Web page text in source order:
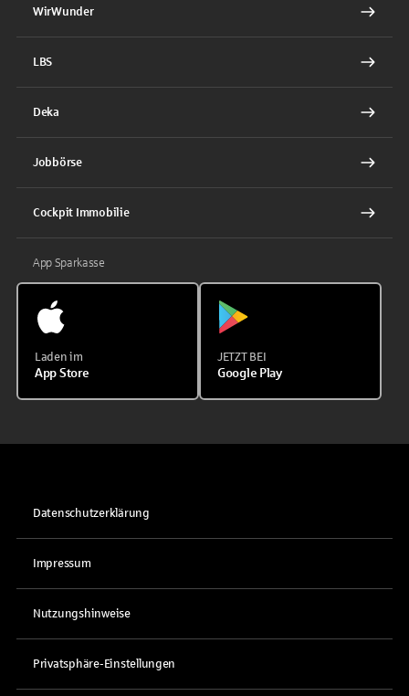
WirWunder
LBS
Deka
Jobbörse
Cockpit Immobilie
App Sparkasse
Laden im
App Store
JETZT BEI
Google Play
Datenschutzerklärung
Impressum
Nutzungshinweise
Privatsphäre-Einstellungen